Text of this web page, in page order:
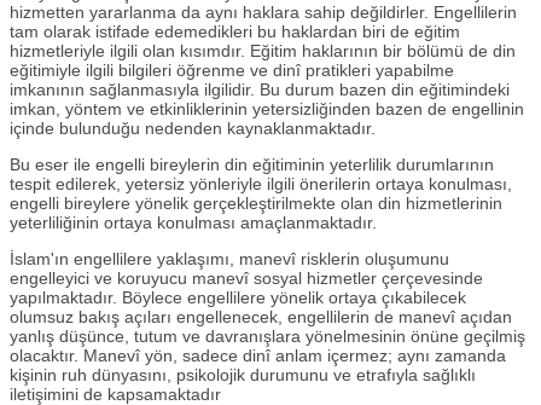
hizmetten yararlanma da aynı haklara sahip değildirler. Engellilerin
tam olarak istifade edemedikleri bu haklardan biri de eğitim
hizmetleriyle ilgili olan kısımdır. Eğitim haklarının bir bölümü de din
eğitimiyle ilgili bilgileri öğrenme ve dinî pratikleri yapabilme
imkanının sağlanmasıyla ilgilidir. Bu durum bazen din eğitimindeki
imkan, yöntem ve etkinliklerinin yetersizliğinden bazen de engellinin
içinde bulunduğu nedenden kaynaklanmaktadır.
Bu eser ile engelli bireylerin din eğitiminin yeterlilik durumlarının
tespit edilerek, yetersiz yönleriyle ilgili önerilerin ortaya konulması,
engelli bireylere yönelik gerçekleştirilmekte olan din hizmetlerinin
yeterliliğinin ortaya konulması amaçlanmaktadır.
İslam'ın engellilere yaklaşımı, manevî risklerin oluşumunu
engelleyici ve koruyucu manevî sosyal hizmetler çerçevesinde
yapılmaktadır. Böylece engellilere yönelik ortaya çıkabilecek
olumsuz bakış açıları engellenecek, engellilerin de manevî açıdan
yanlış düşünce, tutum ve davranışlara yönelmesinin önüne geçilmiş
olacaktır. Manevî yön, sadece dinî anlam içermez; aynı zamanda
kişinin ruh dünyasını, psikolojik durumunu ve etrafıyla sağlıklı
iletişimini de kapsamaktadır